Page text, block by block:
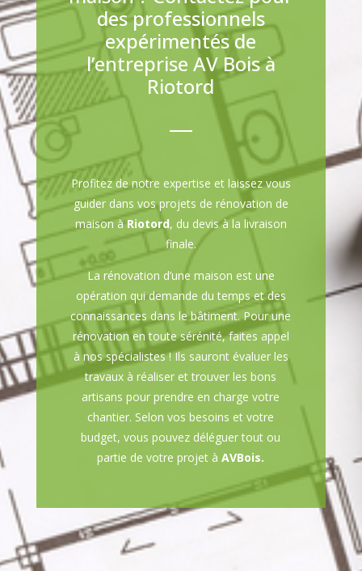
des professionnels
expérimentés de
l’entreprise AV Bois à
Riotord
Profitez de notre expertise et laissez vous
guider dans vos projets de rénovation de
maison à Riotord, du devis à la livraison
finale.
La rénovation d’une maison est une
opération qui demande du temps et des
connaissances dans le bâtiment. Pour une
rénovation en toute sérénité, faites appel
à nos spécialistes ! Ils sauront évaluer les
travaux à réaliser et trouver les bons
artisans pour prendre en charge votre
chantier. Selon vos besoins et votre
budget, vous pouvez déléguer tout ou
partie de votre projet àAVBois.